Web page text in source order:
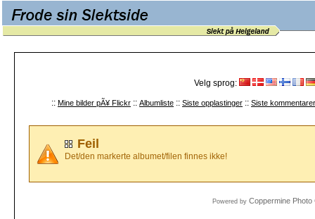
Velg sprog:
:: Mine bilder pÃ¥ Flickr :: Albumliste :: Siste opplastinger :: Siste kommentarer
Feil
Det/den markerte albumet/filen finnes ikke!
Powered by Coppermine Photo